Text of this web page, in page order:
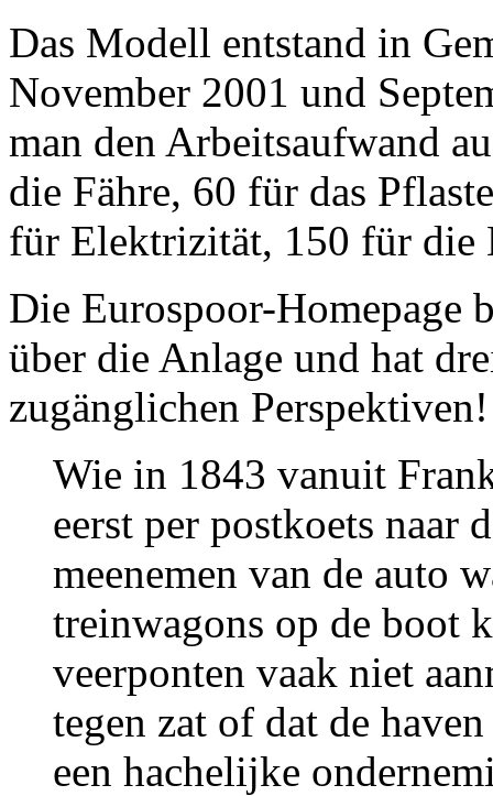
Das Modell entstand in
November 2001 und
man den Arbeitsaufwand
die Fähre, 60 für das
für Elektrizität, 150 für die
Die Eurospoor-Homepage
über die Anlage und hat
zugänglichen Perspektiven!
Wie in 1843 vanuit
eerst per postkoets naar
meenemen van de auto
treinwagons op de boot
veerponten vaak niet
tegen zat of dat de
een hachelijke